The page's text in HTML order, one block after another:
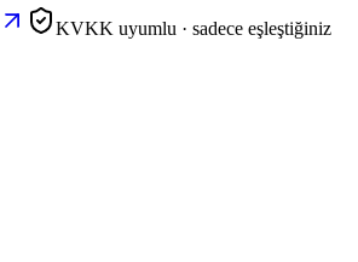
KVKK uyumlu · sadece eşleştiğiniz